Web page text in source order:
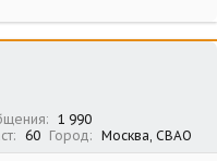
1 990
60 Город Москва, СВАО